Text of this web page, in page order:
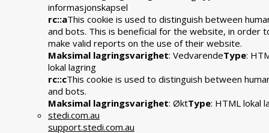
informasjonskapsel
rc::aThis cookie is used to distinguish between
and bots. This is beneficial for the website, in order
make valid reports on the use of their website.
Maksimal lagringsvarighet: VedvarendeType:
lokal lagring
rc::cThis cookie is used to distinguish between
and bots.
Maksimal lagringsvarighet: ØktType: HTML lokal
stedi.com.au
support.stedi.com.au